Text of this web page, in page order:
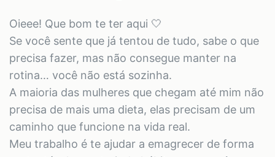
Oieee! Que bom te ter aqui 🤍
Se você sente que já tentou de tudo, sabe o que
precisa fazer, mas não consegue manter na
rotina… você não está sozinha.
A maioria das mulheres que chegam até mim não
precisa de mais uma dieta, elas precisam de um
caminho que funcione na vida real.
Meu trabalho é te ajudar a emagrecer de forma